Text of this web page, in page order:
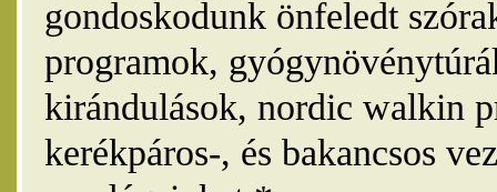
gondoskodunk önfeledt
programok,
kirándulások, nordic walkin
kerékpáros-, és bakancsos